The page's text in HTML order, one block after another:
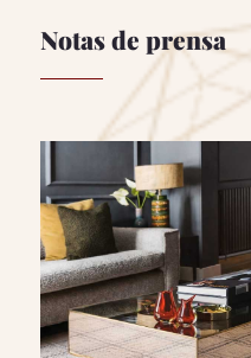
Notas de prensa